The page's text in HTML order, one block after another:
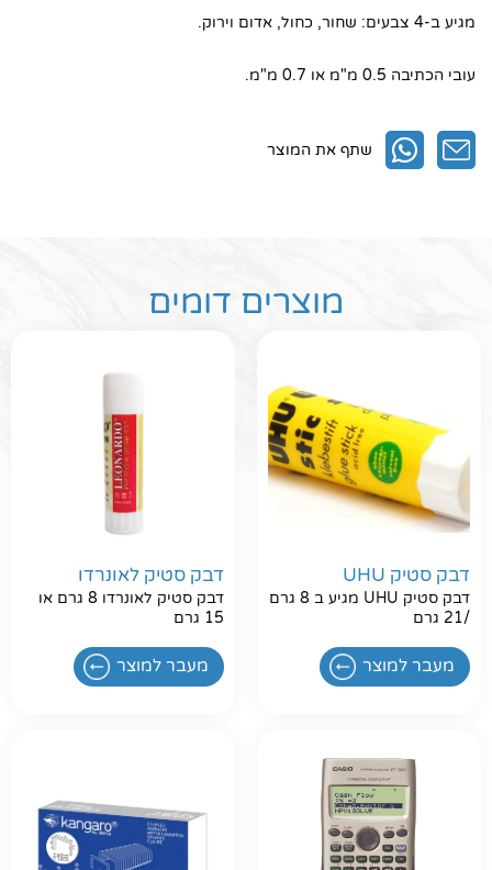
מגיע ב-4 צבעים: שחור, כחול, אדום וירוק.
עובי הכתיבה 0.5 מ"מ או 0.7 מ"מ.
שתף את המוצר
מוצרים דומים
דבק סטיק UHU
דבק סטיק UHU מגיע ב 8 גרם
/21 גרם
מעבר למוצר
דבק סטיק לאונרדו
דבק סטיק לאונרדו 8 גרם או
15 גרם
מעבר למוצר